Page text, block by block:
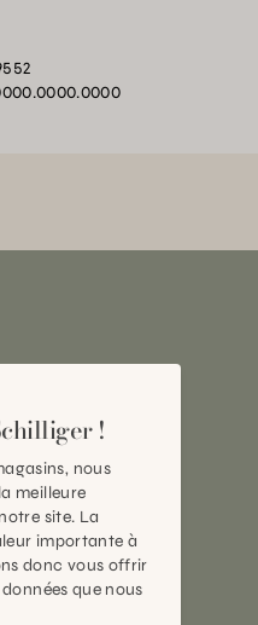
!
nous
meilleure
site. La
importante à
donc vous offrir
que nous